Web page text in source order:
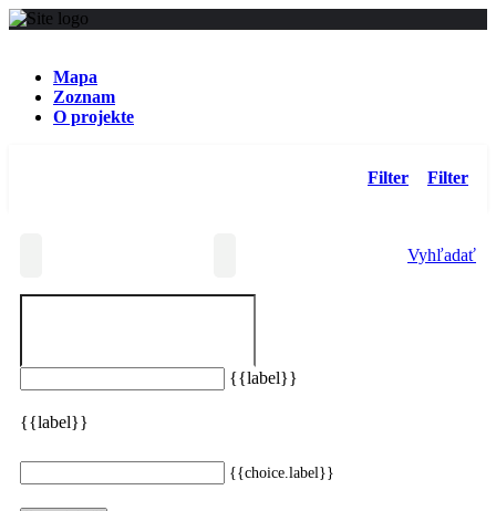
Mapa
Zoznam
O projekte
Filter Filter
{{label}}
{{label}}
{{choice.label}}
Vyhľadať
Zadaným kritériám nevyhovujú žiadne výsledky